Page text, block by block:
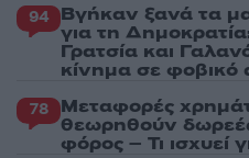
94 Βγήκαν ξανά τα
για τη
Γρατσία και
κίνημα σε φοβικό
78 Μεταφορές
θεωρηθούν
φόρος – Τι ισχυεί